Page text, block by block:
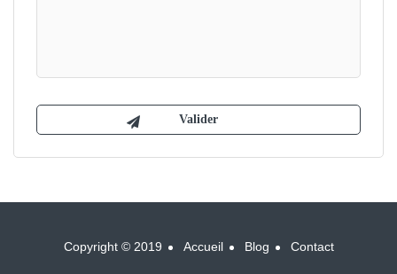
Copyright © 2019 Accueil Blog Contact